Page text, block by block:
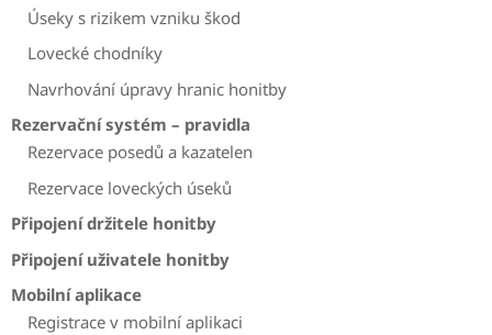
Úseky s rizikem vzniku škod
Lovecké chodníky
Navrhování úpravy hranic honitby
Rezervační systém – pravidla
Rezervace posedů a kazatelen
Rezervace loveckých úseků
Připojení držitele honitby
Připojení uživatele honitby
Mobilní aplikace
Registrace v mobilní aplikaci